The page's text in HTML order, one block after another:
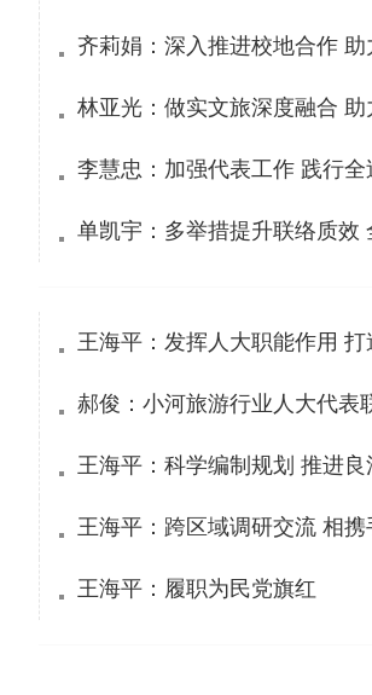
齐莉娟：深入推进校地合作
林亚光：做实文旅深度融合
李慧忠：加强代表工作 践行
单凯宇：多举措提升联络质效
王海平：发挥人大职能作用
郝俊：小河旅游行业人大代表
王海平：科学编制规划 推进良
王海平：跨区域调研交流 相携
王海平：履职为民党旗红